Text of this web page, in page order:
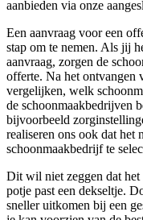
aanbieden via onze
Een aanvraag voor een
stap om te nemen. Als jij
aanvraag, zorgen de
offerte. Na het ontvangen
vergelijken, welk
de schoonmaakbedrijven
bijvoorbeeld
realiseren ons ook dat het
schoonmaakbedrijf te
Dit wil niet zeggen dat
potje past een dekseltje.
sneller uitkomen bij een